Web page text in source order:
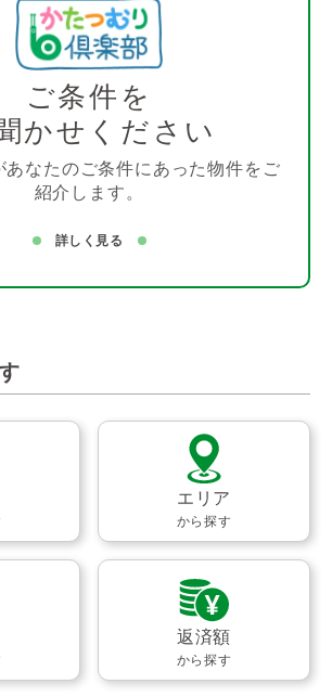
ご条件を
かせください
あなたのご条件にあった物件をご
紹介します。
詳しく見る
エリア
から探す
返済額
から探す